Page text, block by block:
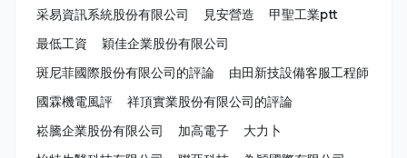
采易資訊系統股份有限公司
見安營造
甲聖工業ptt
最低工資
穎佳企業股份有限公司
斑尼菲國際股份有限公司的評論
由田新技設備客服工程師
國霖機電風評
祥頂實業股份有限公司的評論
崧騰企業股份有限公司
加高電子
大力卜